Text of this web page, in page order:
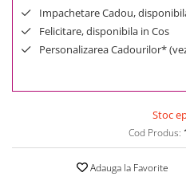
Impachetare Cadou,
Felicitare, disponibila in Cos
Personalizarea Cadourilor*
Stoc
Cod Produs:
Adauga la Favorite